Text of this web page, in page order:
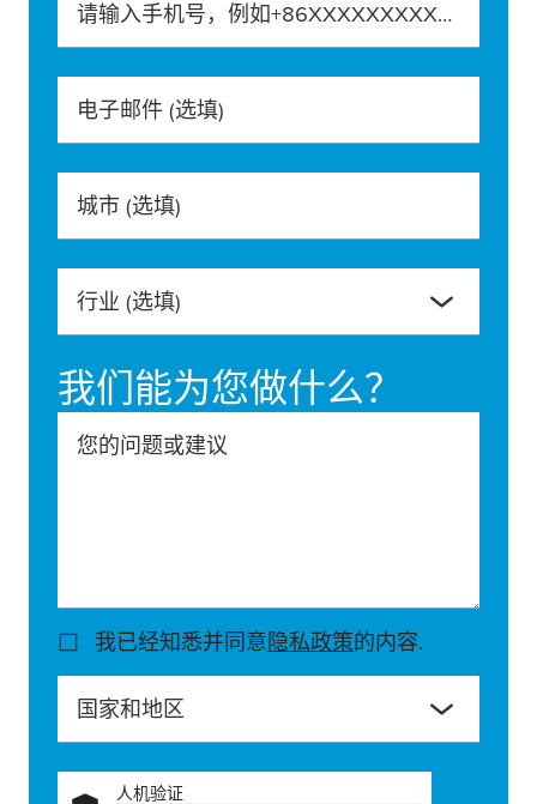
请输入手机号，例如+86XXXXXXXXXXX
电子邮件 (选填)
城市 (选填)
行业 (选填)
我们能为您做什么？
您的问题或建议
我已经知悉并同意隐私政策的内容.
国家和地区
人机验证